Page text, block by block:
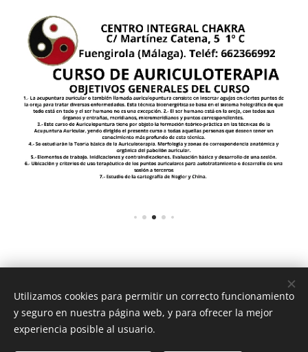
Utilizamos cookies para permitir un correcto funcionamiento
y seguro en nuestra página web, y para ofrecer la mejor
experiencia posible al usuario.